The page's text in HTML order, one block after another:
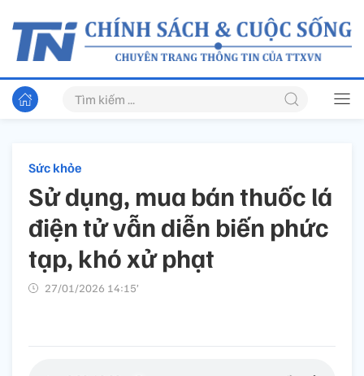
Sức khỏe
Sử dụng, mua bán thuốc lá
điện tử vẫn diễn biến phức
tạp, khó xử phạt
27/01/2026 14:15’